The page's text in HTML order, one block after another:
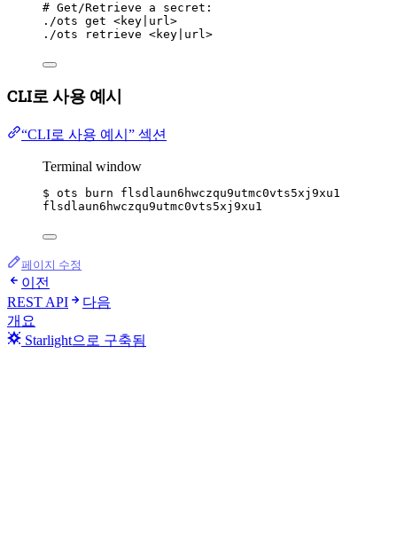
# Get/Retrieve a secret:
./ots get <key url>
./ots
retrieve <key url>
CLI로 사용 예시
“CLI로 사용 예시” 섹션
Terminal window
$ ots burn
flsdlaun6hwczqu9utmc0vts5xj9xu1
flsdlaun6hwczqu9utmc0vts5xj9xu1
페이지 수정
이전
REST API
다음
개요
Starlight으로 구축됨